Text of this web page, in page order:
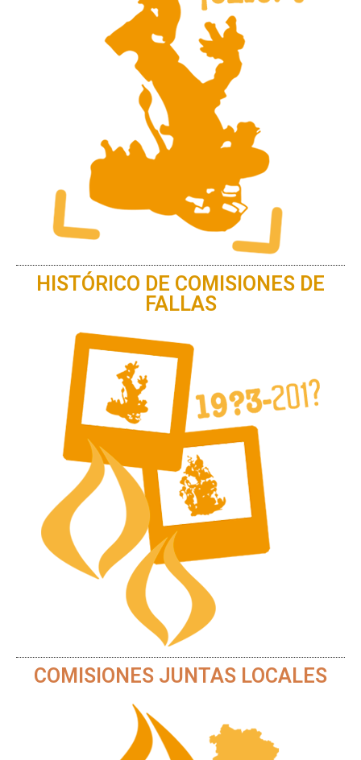
HISTÓRICO DE COMISIONES DE
FALLAS
COMISIONES JUNTAS LOCALES